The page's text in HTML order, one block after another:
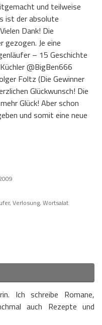
und teilweise
ist der absolute
Dank! Die
Je eine
– 15 Geschichte
@BigBen666
Foltz (Die Gewinner
Glückwunsch! Die
Glück! Aber schon
und somit eine neue
, Verlosung, Wortsalat
Ich schreibe Romane,
auch Rezepte und